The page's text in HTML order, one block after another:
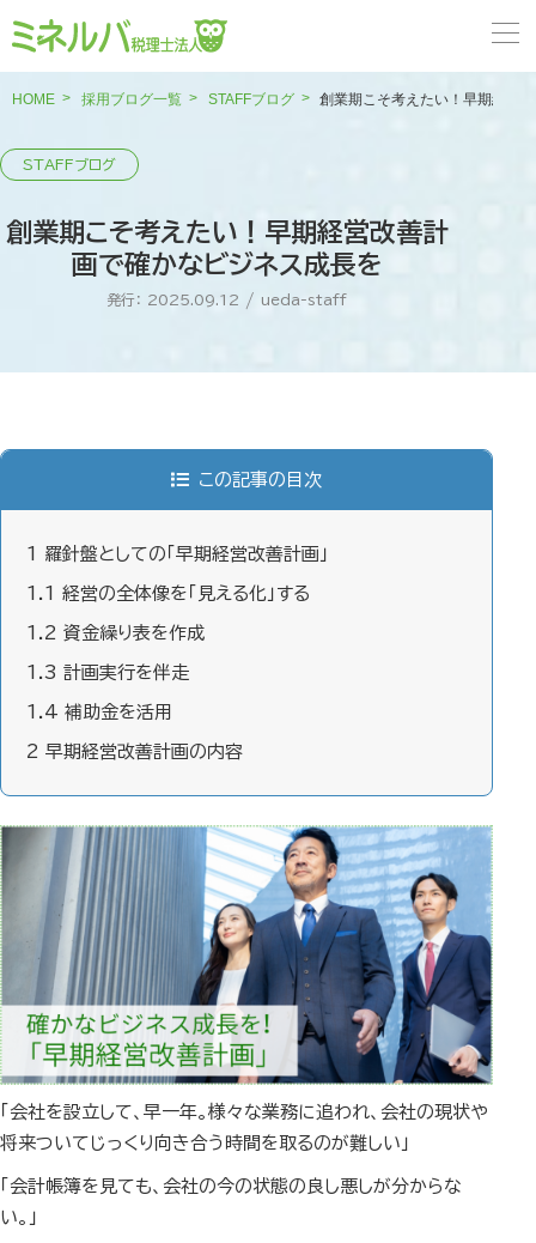
HOME 採用ブログ一覧 STAFFブログ 創業期こそ考えたい！早期経営
創業期こそ考えたい！早期経営改善計
画で確かなビジネス成長を
発行： 2025.09.12 / ueda-staff
この記事の目次
1 羅針盤としての「早期経営改善計画」
1.1 経営の全体像を「見える化」する
1.2 資金繰り表を作成
1.3 計画実行を伴走
1.4 補助金を活用
2 早期経営改善計画の内容
「会社を設立して、早一年。様々な業務に追われ、会社の現状や
将来ついてじっくり向き合う時間を取るのが難しい」
「会計帳簿を見ても、会社の今の状態の良し悪しが分からな
い。」